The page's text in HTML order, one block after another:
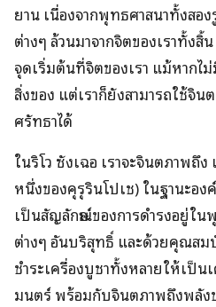
ยาน เนื่องจากพุทธศาสนาทั้งสอ
ต่างๆ ล้วนมาจากจิตของเราทั้งสิ้
จุดเริ่มต้นที่จิตของเรา แม้หากไ
สิ่งของ แต่เราก็ยังสามารถใช้จิ
ศรัทธาได้
ในริโว ซังเฉอ เราจะจินตภาพถึง
หนึ่งของคุรุรินโปเช) ในฐานะอ
เป็นสัญลักษณ์ของการดำรงอยู่ใ
ต่างๆ อันบริสุทธิ์ และด้วยคุณสม
ชำระเครื่องบูชาทั้งหลายให้เป็
มนตร์ พร้อมกับจินตภาพถึงพลัง